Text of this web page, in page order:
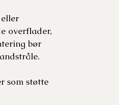
overflader,
bør
som støtte